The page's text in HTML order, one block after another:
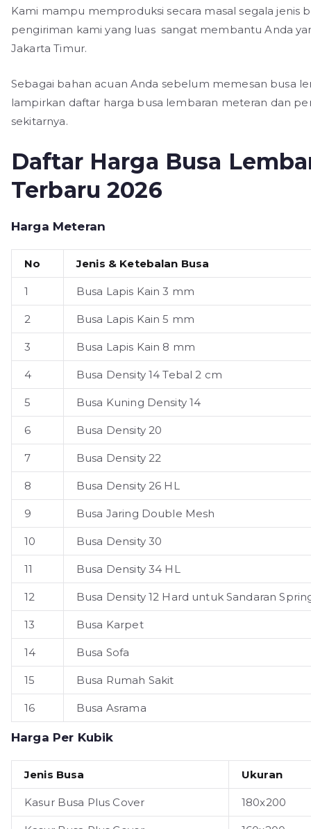
Kami mampu memproduksi secara masal segala jenis
pengiriman kami yang luas sangat membantu Anda
Jakarta Timur.
Sebagai bahan acuan Anda sebelum memesan busa
lampirkan daftar harga busa lembaran meteran dan
sekitarnya.
Daftar Harga Busa
Terbaru 2026
Harga Meteran
No Jenis & Ketebalan Busa
1 Busa Lapis Kain 3 mm
2 Busa Lapis Kain 5 mm
3 Busa Lapis Kain 8 mm
4 Busa Density 14 Tebal 2 cm
5 Busa Kuning Density 14
6 Busa Density 20
7 Busa Density 22
8 Busa Density 26 HL
9 Busa Jaring Double Mesh
10 Busa Density 30
11 Busa Density 34 HL
12 Busa Density 12 Hard untuk Sandaran
13 Busa Karpet
14 Busa Sofa
15 Busa Rumah Sakit
16 Busa Asrama
Harga Per Kubik
Jenis Busa Ukuran
Kasur Busa Plus Cover 180x200